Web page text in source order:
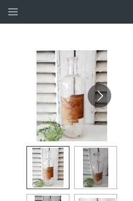
Ga
direct
hoofdinhoud